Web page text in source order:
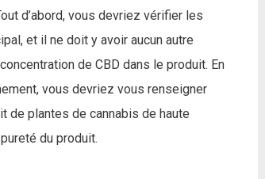
d’abord, vous devriez vérifier les
et il ne doit y avoir aucun autre
de CBD dans le produit. En
vous devriez vous renseigner
de plantes de cannabis de haute
du produit.